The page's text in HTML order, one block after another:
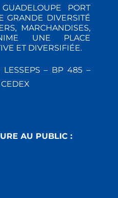
PORT
GRANDE DIVERSITÉ
MARCHANDISES,
UNE PLACE
ET DIVERSIFIÉE.
– BP 485 –
AU PUBLIC :